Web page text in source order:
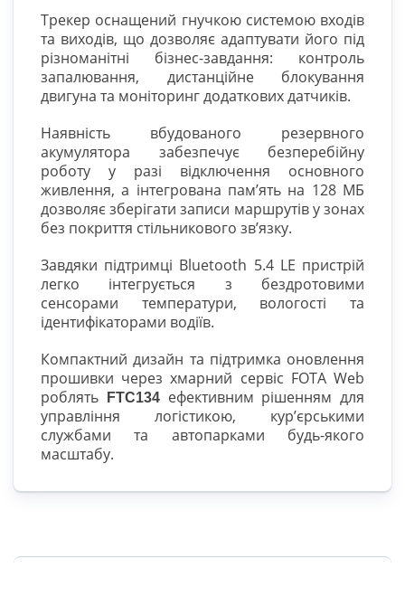
Трекер оснащений гнучкою системою входів
та виходів, що дозволяє адаптувати його під
різноманітні бізнес-завдання: контроль
запалювання, дистанційне блокування
двигуна та моніторинг додаткових датчиків.
Наявність вбудованого резервного
акумулятора забезпечує безперебійну
роботу у разі відключення основного
живлення, а інтегрована пам’ять на 128 МБ
дозволяє зберігати записи маршрутів у зонах
без покриття стільникового зв’язку.
Завдяки підтримці Bluetooth 5.4 LE пристрій
легко інтегрується з бездротовими
сенсорами температури, вологості та
ідентифікаторами водіїв.
Компактний дизайн та підтримка оновлення
прошивки через хмарний сервіс FOTA Web
роблять FTC134 ефективним рішенням для
управління логістикою, кур’єрськими
службами та автопарками будь-якого
масштабу.